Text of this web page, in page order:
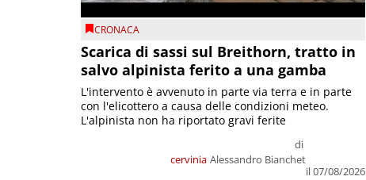
CRONACA
Scarica di sassi sul Breithorn, tratto in
salvo alpinista ferito a una gamba
cervinia
di
Alessandro Bianchet
il 07/08/2026
L'intervento è avvenuto in parte via terra e in parte
con l'elicottero a causa delle condizioni meteo.
L'alpinista non ha riportato gravi ferite